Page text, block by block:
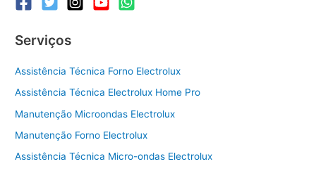
Serviços
Assistência Técnica Forno Electrolux
Assistência Técnica Electrolux Home Pro
Manutenção Microondas Electrolux
Manutenção Forno Electrolux
Assistência Técnica Micro-ondas Electrolux